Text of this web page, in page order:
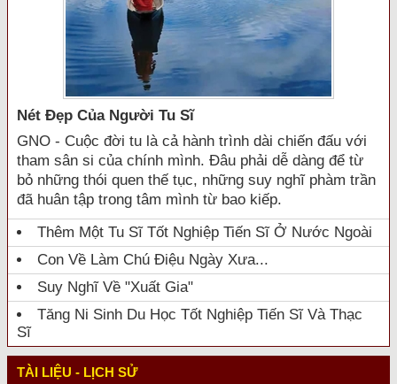
Nét Đẹp Của Người Tu Sĩ
GNO - Cuộc đời tu là cả hành trình dài chiến đấu với
tham sân si của chính mình. Đâu phải dễ dàng để từ
bỏ những thói quen thế tục, những suy nghĩ phàm trần
đã huân tập trong tâm mình từ bao kiếp.
Thêm Một Tu Sĩ Tốt Nghiệp Tiến Sĩ Ở Nước Ngoài
Con Về Làm Chú Điệu Ngày Xưa...
Suy Nghĩ Về "xuất Gia"
Tăng Ni Sinh Du Học Tốt Nghiệp Tiến Sĩ Và Thạc
Sĩ
TÀI LIỆU - LỊCH SỬ